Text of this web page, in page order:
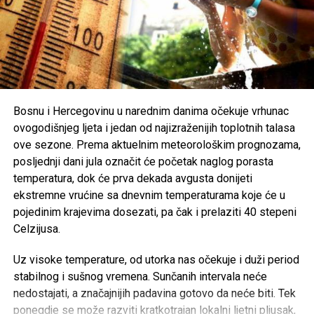
otkazani koncert ili festivalski događaj postane važniji od
ljudskih života i tragedije koja je pogodila cijelu zajednicu.
Organizatori Zenica Summer Festa poručili su da je odluka
o otkazivanju donesena iz poštovanja prema nastradalima i
njihovim porodicama, naglašavajući da će prilika za muziku
i zabavu uvijek biti, dok izgubljeni životi ne mogu biti
vraćeni.
Brojni građani podržali su ovu odluku, ističući da u
trenucima kolektivne tuge solidarnost i suosjećanje moraju
biti ispred svih drugih interesa.
Rasprava koja se razvila na društvenim mrežama još
jednom je pokazala koliko je važno njegovati kulturu
empatije, poštovanja i odgovornosti, posebno u trenucima
kada cijela zajednica dijeli bol zbog nenadoknadivog
gubitka.
Bosnu i Hercegovinu u narednim danima očekuje vrhunac
ovogodišnjeg ljeta i jedan od najizraženijih toplotnih talasa
ove sezone. Prema aktuelnim meteorološkim prognozama,
posljednji dani jula označit će početak naglog porasta
temperatura, dok će prva dekada avgusta donijeti
ekstremne vrućine sa dnevnim temperaturama koje će u
pojedinim krajevima dosezati, pa čak i prelaziti 40 stepeni
Celzijusa.
Uz visoke temperature, od utorka nas očekuje i duži period
stabilnog i sušnog vremena. Sunčanih intervala neće
nedostajati, a značajnijih padavina gotovo da neće biti. Tek
ponegdje se može razviti kratkotrajan lokalni ljetni pljusak,